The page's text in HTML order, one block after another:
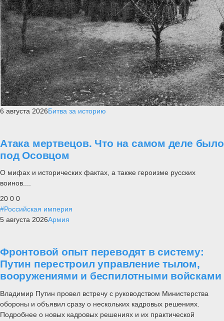
6 августа 2026Битва за историю
Атака мертвецов. Что на самом деле было
под Осовцом
О мифах и исторических фактах, а также героизме русских
воинов....
20 0 0
#Российская империя
5 августа 2026Армия
Фронтовой опыт переводят в систему:
Путин перестроил управление тылом,
вооружениями и беспилотными войсками
Владимир Путин провел встречу с руководством Министерства
обороны и объявил сразу о нескольких кадровых решениях.
Подробнее о новых кадровых решениях и их практической